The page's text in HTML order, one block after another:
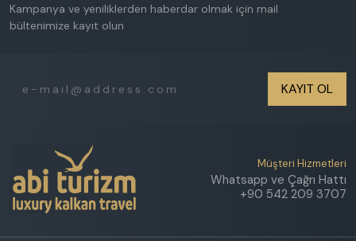
Kampanya ve yeniliklerden haberdar olmak için mail
bültenimize kayıt olun
KAYIT OL
Müşteri Hizmetleri
Whatsapp ve Çağrı Hattı
+90 542 209 3707